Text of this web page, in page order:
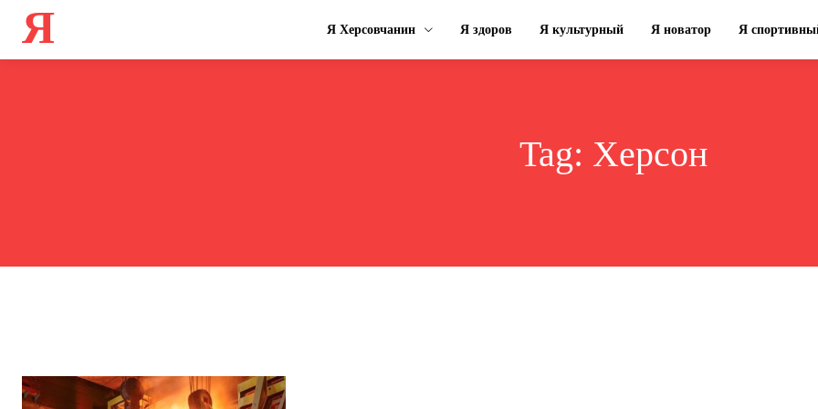
Я Я Херсовчанин Я здоров Я культурный Я новатор Я
Tag: Херсон